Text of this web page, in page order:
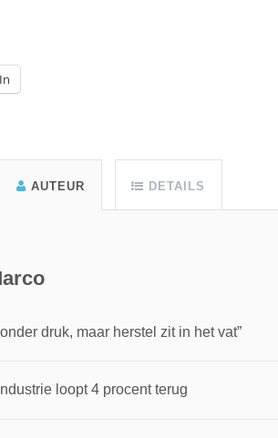
AUTEUR DETAILS
druk, maar herstel zit in het vat”
loopt 4 procent terug